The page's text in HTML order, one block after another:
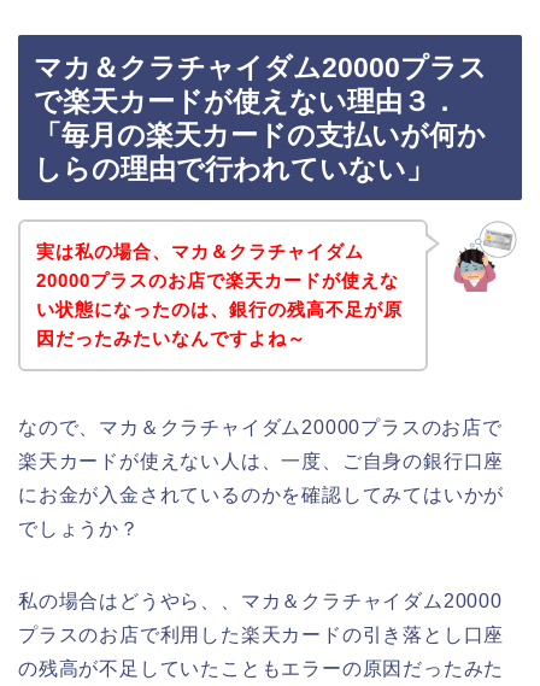
マカ＆クラチャイダム20000プラス
で楽天カードが使えない理由３．
「毎月の楽天カードの支払いが何か
しらの理由で行われていない」
実は私の場合、マカ＆クラチャイダム
20000プラスのお店で楽天カードが使えな
い状態になったのは、銀行の残高不足が原
因だったみたいなんですよね～
なので、マカ＆クラチャイダム20000プラスのお店で
楽天カードが使えない人は、一度、ご自身の銀行口座
にお金が入金されているのかを確認してみてはいかが
でしょうか？
私の場合はどうやら、、マカ＆クラチャイダム20000
プラスのお店で利用した楽天カードの引き落とし口座
の残高が不足していたこともエラーの原因だったみた